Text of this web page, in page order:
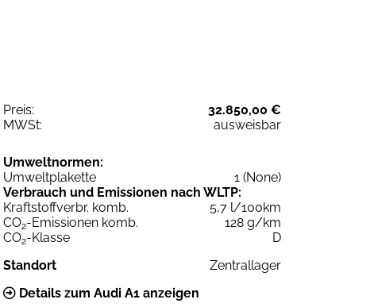
Preis:
32.850,00 €
MWSt:
ausweisbar
Umweltnormen:
Umweltplakette
1 (None)
Verbrauch und Emissionen nach WLTP:
Kraftstoffverbr. komb.
5,7 l/100km
CO2-Emissionen komb.
128 g/km
CO2-Klasse
D
Standort
Zentrallager
Details zum Audi A1 anzeigen